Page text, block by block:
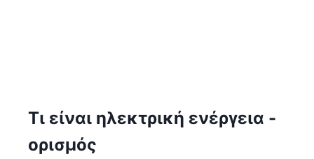
Τι είναι ηλεκτρική ενέργεια -
ορισμός